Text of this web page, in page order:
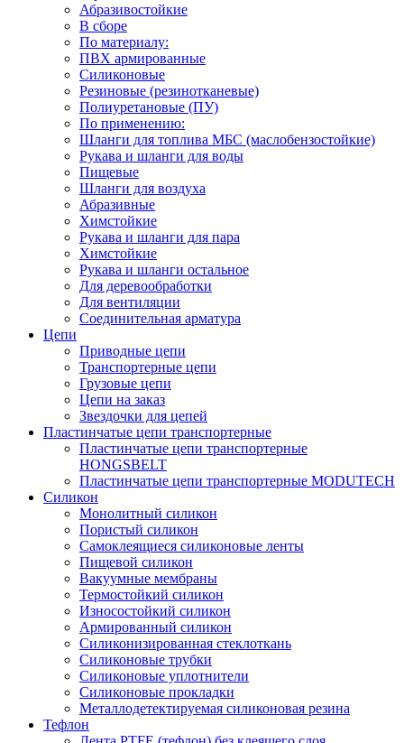
Абразивостойкие
В сборе
По материалу:
ПВХ армированные
Силиконовые
Резиновые (резинотканевые)
Полиуретановые (ПУ)
По применению:
Шланги для топлива МБС (маслобензостойкие)
Рукава и шланги для воды
Пищевые
Шланги для воздуха
Абразивные
Химстойкие
Рукава и шланги для пара
Химстойкие
Рукава и шланги остальное
Для деревообработки
Для вентиляции
Соединительная арматура
Цепи
Приводные цепи
Транспортерные цепи
Грузовые цепи
Цепи на заказ
Звездочки для цепей
Пластинчатые цепи транспортерные
Пластинчатые цепи транспортерные
HONGSBELT
Пластинчатые цепи транспортерные MODUTECH
Силикон
Монолитный силикон
Пористый силикон
Самоклеящиеся силиконовые ленты
Пищевой силикон
Вакуумные мембраны
Термостойкий силикон
Износостойкий силикон
Армированный силикон
Силиконизированная стеклоткань
Силиконовые трубки
Силиконовые уплотнители
Силиконовые прокладки
Металлодетектируемая силиконовая резина
Тефлон